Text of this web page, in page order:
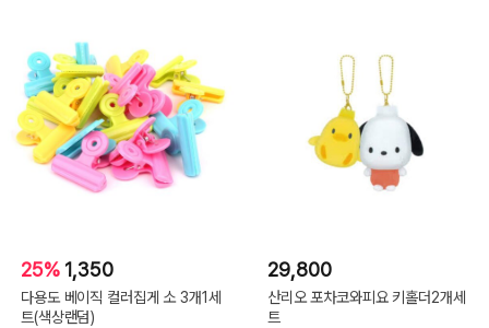
25% 1,350
다용도 베이직 컬러집게 소 3개1세
트(색상랜덤)
29,800
산리오 포차코와피요 키홀더2개세
트